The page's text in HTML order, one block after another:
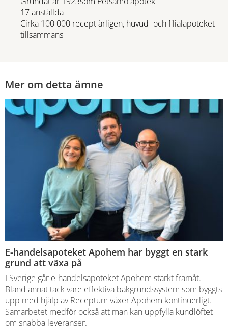
17 anställda
Cirka 100 000 recept årligen, huvud- och filialapoteket
tillsammans
Mer om detta ämne
E-handelsapoteket Apohem har byggt en stark
grund att växa på
I Sverige går e-handelsapoteket Apohem starkt framåt.
Bland annat tack vare effektiva bakgrundssystem som byggts
upp med hjälp av Receptum växer Apohem kontinuerligt.
Samarbetet medför också att man kan uppfylla kundlöftet
om snabba leveranser.